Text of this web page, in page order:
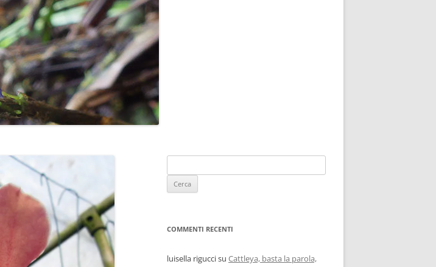
COMMENTI RECENTI
luisella riguccisu Cattleya, basta la parola,